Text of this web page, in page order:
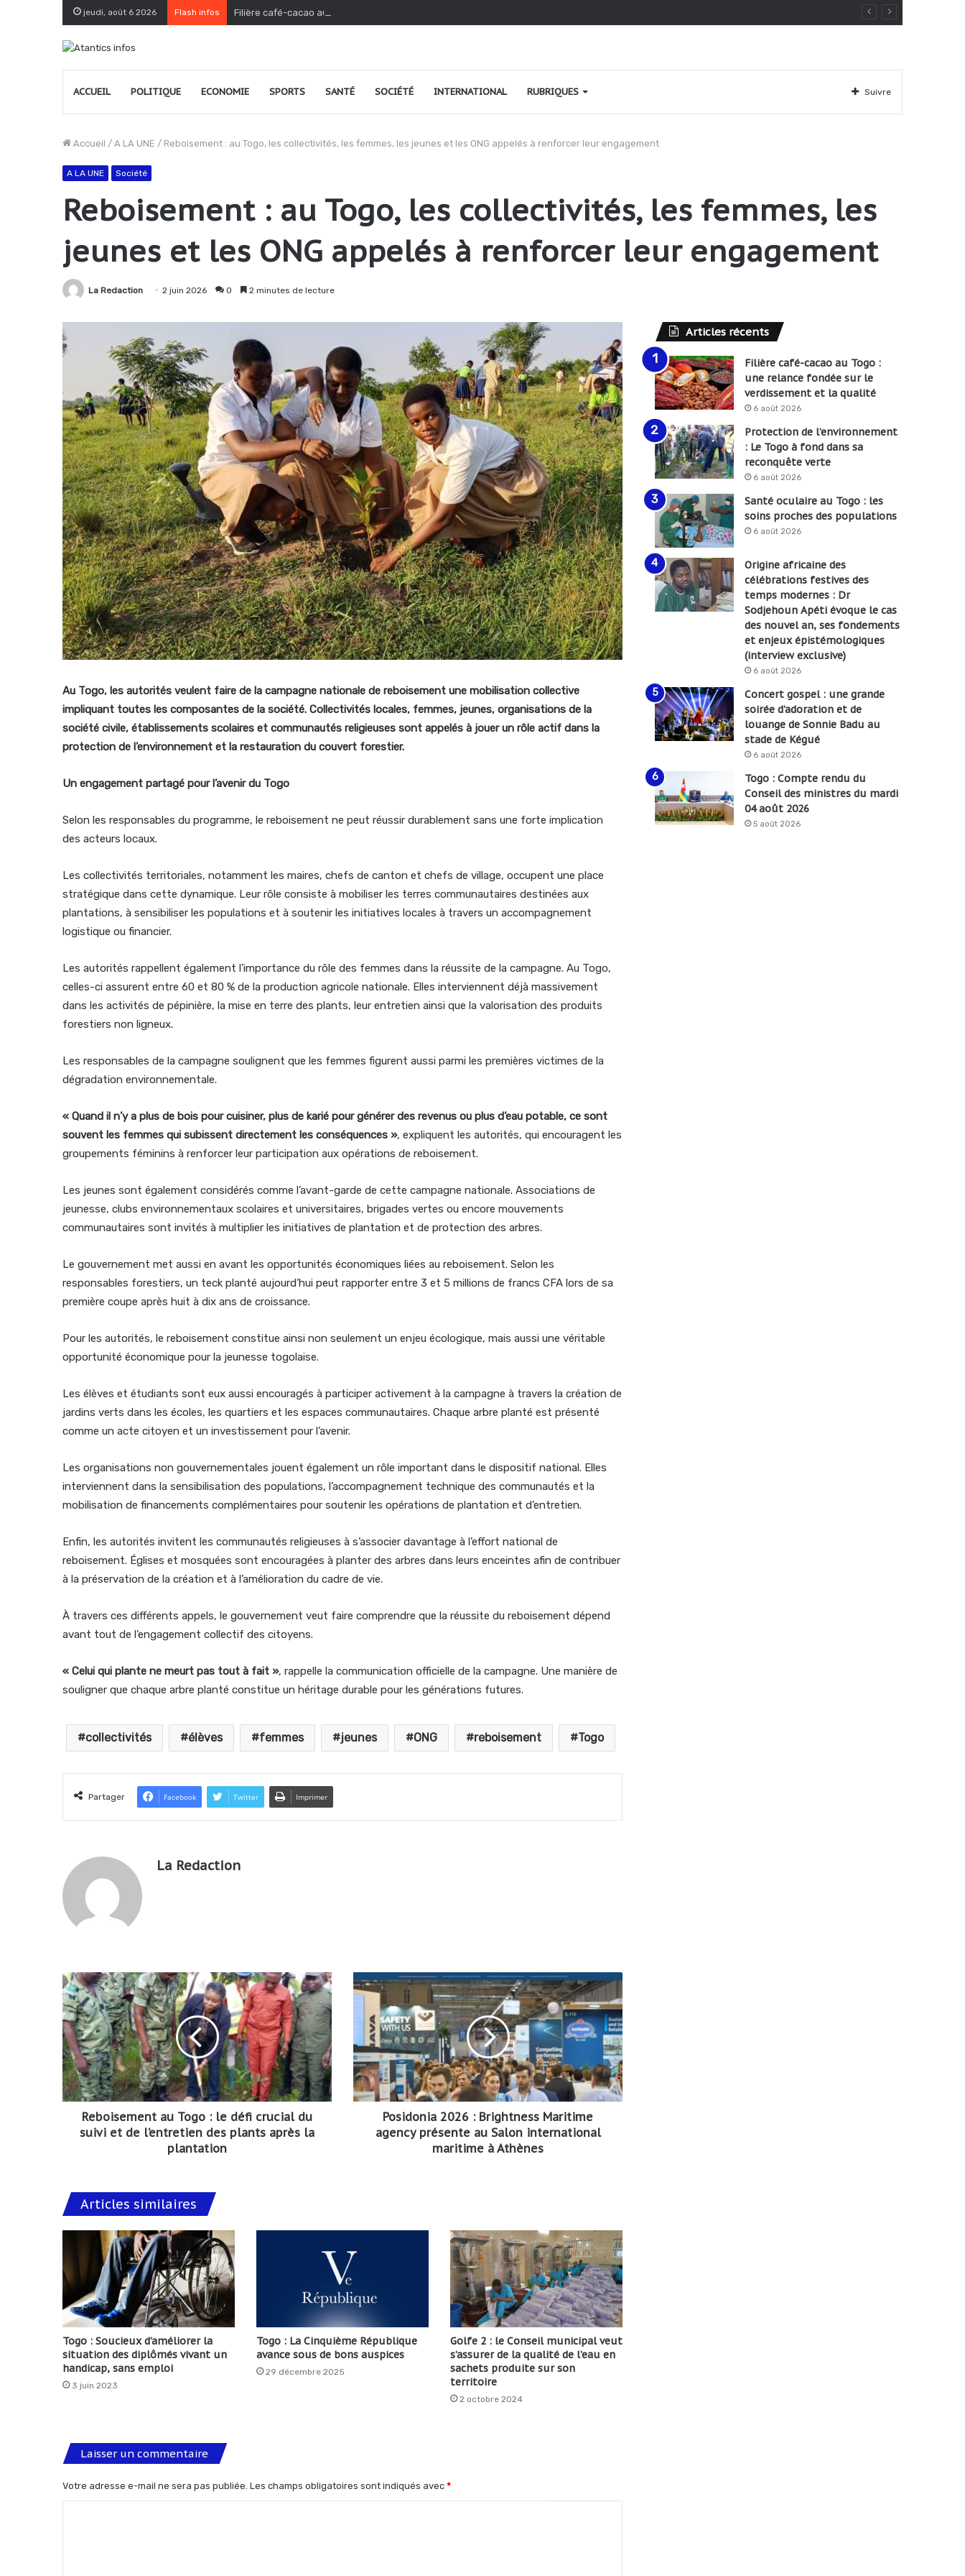
jeudi, août 6 2026 Flash infos Filière café-cacao au Togo : une relance fondée sur le verdissement et la qualité
ACCUEIL POLITIQUE ECONOMIE SPORTS SANTÉ SOCIÉTÉ INTERNATIONAL RUBRIQUES Suivre
Accueil / A LA UNE / Reboisement : au Togo, les collectivités, les femmes, les jeunes et les ONG appelés à renforcer leur engagement
A LA UNE Société
Reboisement : au Togo, les collectivités, les femmes, les
jeunes et les ONG appelés à renforcer leur engagement
La Redaction 2 juin 2026 0 2 minutes de lecture
Au Togo, les autorités veulent faire de la campagne nationale de reboisement une mobilisation collective
impliquant toutes les composantes de la société. Collectivités locales, femmes, jeunes, organisations de la
société civile, établissements scolaires et communautés religieuses sont appelés à jouer un rôle actif dans la
protection de l’environnement et la restauration du couvert forestier.
Un engagement partagé pour l’avenir du Togo
Selon les responsables du programme, le reboisement ne peut réussir durablement sans une forte implication
des acteurs locaux.
Les collectivités territoriales, notamment les maires, chefs de canton et chefs de village, occupent une place
stratégique dans cette dynamique. Leur rôle consiste à mobiliser les terres communautaires destinées aux
plantations, à sensibiliser les populations et à soutenir les initiatives locales à travers un accompagnement
logistique ou financier.
Les autorités rappellent également l’importance du rôle des femmes dans la réussite de la campagne. Au Togo,
celles-ci assurent entre 60 et 80 % de la production agricole nationale. Elles interviennent déjà massivement
dans les activités de pépinière, la mise en terre des plants, leur entretien ainsi que la valorisation des produits
forestiers non ligneux.
Les responsables de la campagne soulignent que les femmes figurent aussi parmi les premières victimes de la
dégradation environnementale.
« Quand il n’y a plus de bois pour cuisiner, plus de karié pour générer des revenus ou plus d’eau potable, ce sont
souvent les femmes qui subissent directement les conséquences », expliquent les autorités, qui encouragent les
groupements féminins à renforcer leur participation aux opérations de reboisement.
Les jeunes sont également considérés comme l’avant-garde de cette campagne nationale. Associations de
jeunesse, clubs environnementaux scolaires et universitaires, brigades vertes ou encore mouvements
communautaires sont invités à multiplier les initiatives de plantation et de protection des arbres.
Le gouvernement met aussi en avant les opportunités économiques liées au reboisement. Selon les
responsables forestiers, un teck planté aujourd’hui peut rapporter entre 3 et 5 millions de francs CFA lors de sa
première coupe après huit à dix ans de croissance.
Pour les autorités, le reboisement constitue ainsi non seulement un enjeu écologique, mais aussi une véritable
opportunité économique pour la jeunesse togolaise.
Les élèves et étudiants sont eux aussi encouragés à participer activement à la campagne à travers la création de
jardins verts dans les écoles, les quartiers et les espaces communautaires. Chaque arbre planté est présenté
comme un acte citoyen et un investissement pour l’avenir.
Les organisations non gouvernementales jouent également un rôle important dans le dispositif national. Elles
interviennent dans la sensibilisation des populations, l’accompagnement technique des communautés et la
mobilisation de financements complémentaires pour soutenir les opérations de plantation et d’entretien.
Enfin, les autorités invitent les communautés religieuses à s’associer davantage à l’effort national de
reboisement. Églises et mosquées sont encouragées à planter des arbres dans leurs enceintes afin de contribuer
à la préservation de la création et à l’amélioration du cadre de vie.
À travers ces différents appels, le gouvernement veut faire comprendre que la réussite du reboisement dépend
avant tout de l’engagement collectif des citoyens.
« Celui qui plante ne meurt pas tout à fait », rappelle la communication officielle de la campagne. Une manière de
souligner que chaque arbre planté constitue un héritage durable pour les générations futures.
collectivités élèves femmes jeunes ONG reboisement Togo
Partager Facebook Twitter Imprimer
La Redaction
Reboisement au Togo : le défi crucial du
suivi et de l’entretien des plants après la
plantation
Posidonia 2026 : Brightness Maritime
agency présente au Salon international
maritime à Athènes
Articles similaires
Togo : Soucieux d’améliorer la
situation des diplômés vivant un
handicap, sans emploi
3 juin 2023
Togo : La Cinquième République
avance sous de bons auspices
29 décembre 2025
Golfe 2 : le Conseil municipal veut
s’assurer de la qualité de l’eau en
sachets produite sur son
territoire
2 octobre 2024
Laisser un commentaire
Votre adresse e-mail ne sera pas publiée. Les champs obligatoires sont indiqués avec *
Articles récents
Filière café-cacao au Togo :
une relance fondée sur le
verdissement et la qualité
6 août 2026
Protection de l’environnement
: Le Togo à fond dans sa
reconquête verte
6 août 2026
Santé oculaire au Togo : les
soins proches des populations
6 août 2026
Origine africaine des
célébrations festives des
temps modernes : Dr
Sodjehoun Apéti évoque le cas
des nouvel an, ses fondements
et enjeux épistémologiques
(interview exclusive)
6 août 2026
Concert gospel : une grande
soirée d’adoration et de
louange de Sonnie Badu au
stade de Kégué
6 août 2026
Togo : Compte rendu du
Conseil des ministres du mardi
04 août 2026
5 août 2026